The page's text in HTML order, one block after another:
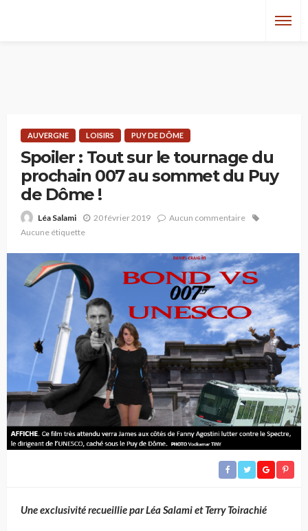
AUVERGNE LOISIRS PUY DE DÔME
Spoiler : Tout sur le tournage du
prochain 007 au sommet du Puy
de Dôme !
Léa Salami 20 février 2019
Aucun commentaire
Aucune étiquette
Une exclusivité recueillie par Léa Salami et Terry Toirachié